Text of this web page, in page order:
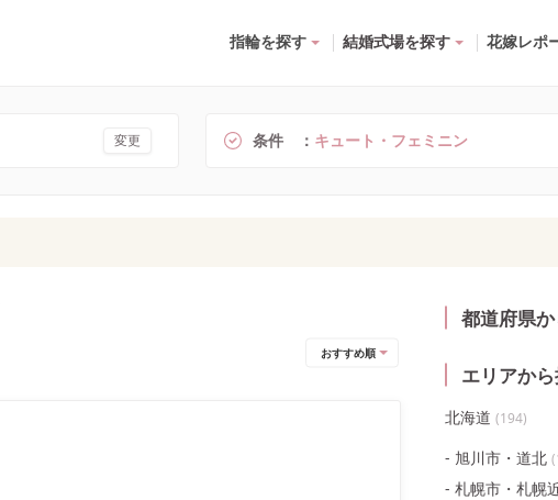
指輪を探す 結婚式場を探す 花嫁レポ
変更 条件 キュート・フェミニン
都道府県
エリアか
北海道 (194)
旭川市・道北 (
札幌市・札幌
おすすめ順